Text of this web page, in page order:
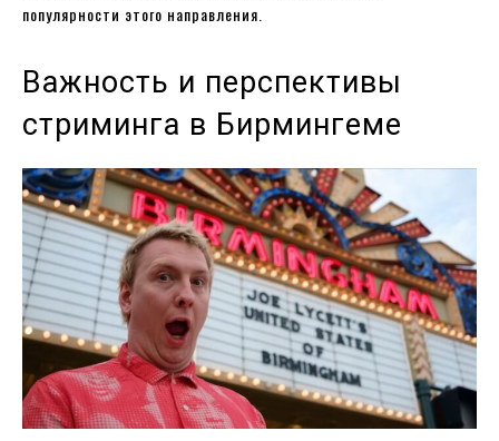
популярности этого направления.
Важность и перспективы
стриминга в Бирмингеме